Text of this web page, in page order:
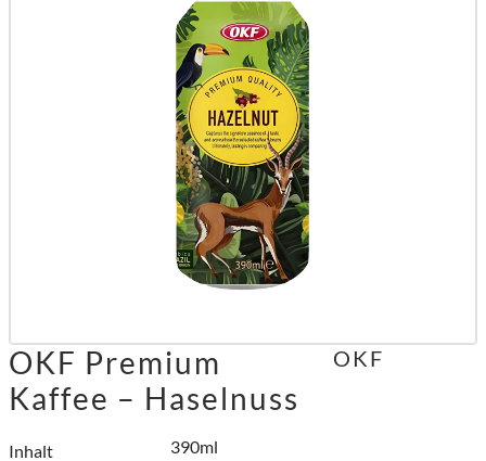
OKF Premium
Kaffee – Haselnuss
Inhalt 390ml
OKF